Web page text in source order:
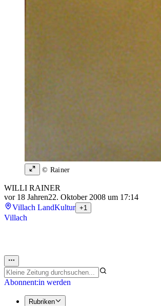
© Rainer
WILLI RAINER
vor 18 Jahren22. Oktober 2008 um 17:14
Villach LandKultur +1
Villach
Abonnent:in werden
Rubriken